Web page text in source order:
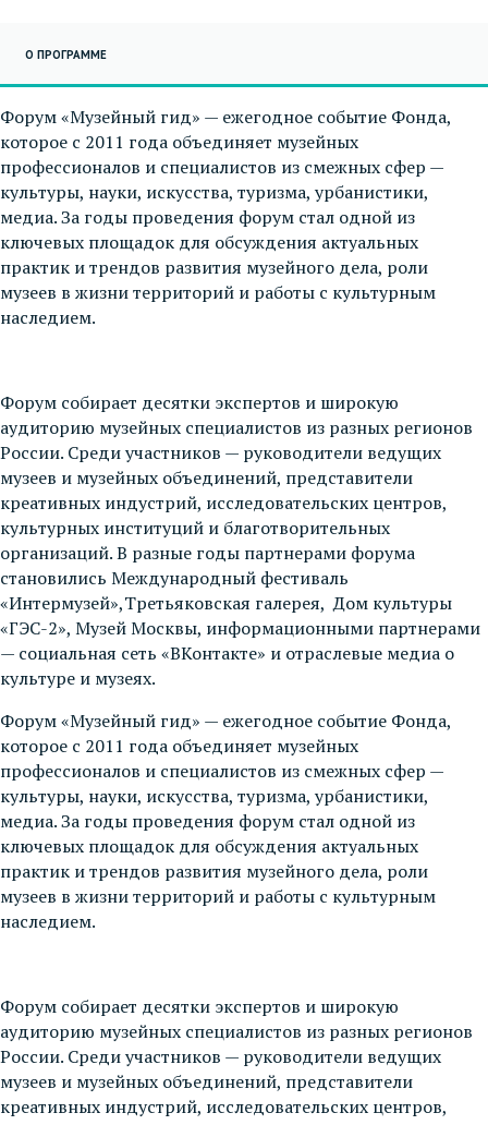
О ПРОГРАММЕ
Форум «Музейный гид» — ежегодное событие Фонда,
которое с 2011 года объединяет музейных
профессионалов и специалистов из смежных сфер —
культуры, науки, искусства, туризма, урбанистики,
медиа. За годы проведения форум стал одной из
ключевых площадок для обсуждения актуальных
практик и трендов развития музейного дела, роли
музеев в жизни территорий и работы с культурным
наследием.
Форум собирает десятки экспертов и широкую
аудиторию музейных специалистов из разных регионов
России. Среди участников — руководители ведущих
музеев и музейных объединений, представители
креативных индустрий, исследовательских центров,
культурных институций и благотворительных
организаций. В разные годы партнерами форума
становились Международный фестиваль
«Интермузей»,Третьяковская галерея, Дом культуры
«ГЭС-2», Музей Москвы, информационными партнерами
— социальная сеть «ВКонтакте» и отраслевые медиа о
культуре и музеях.
Форум «Музейный гид» — ежегодное событие Фонда,
которое с 2011 года объединяет музейных
профессионалов и специалистов из смежных сфер —
культуры, науки, искусства, туризма, урбанистики,
медиа. За годы проведения форум стал одной из
ключевых площадок для обсуждения актуальных
практик и трендов развития музейного дела, роли
музеев в жизни территорий и работы с культурным
наследием.
Форум собирает десятки экспертов и широкую
аудиторию музейных специалистов из разных регионов
России. Среди участников — руководители ведущих
музеев и музейных объединений, представители
креативных индустрий, исследовательских центров,